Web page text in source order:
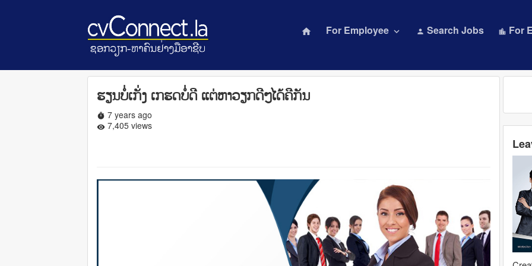
home For Employee keyboard_arrow_down person Search Jobs location_city For
ຮຽນບໍ່ເກັ່ງ ເກຮດບໍ່ດີ ແຕ່ຫາວຽກດີໆໄດ້ຄືກັນ
timer 7 years ago
remove_red_eye 7,405 views